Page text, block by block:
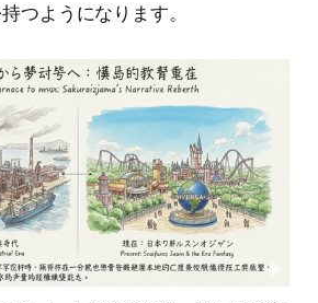
つようになります。